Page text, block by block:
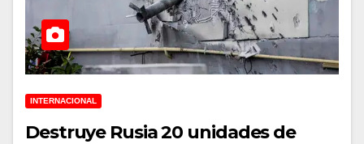
INTERNACIONAL
Destruye Rusia 20 unidades de